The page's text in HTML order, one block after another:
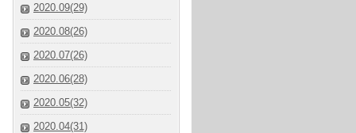
2020.09(29)
2020.08(26)
2020.07(26)
2020.06(28)
2020.05(32)
2020.04(31)